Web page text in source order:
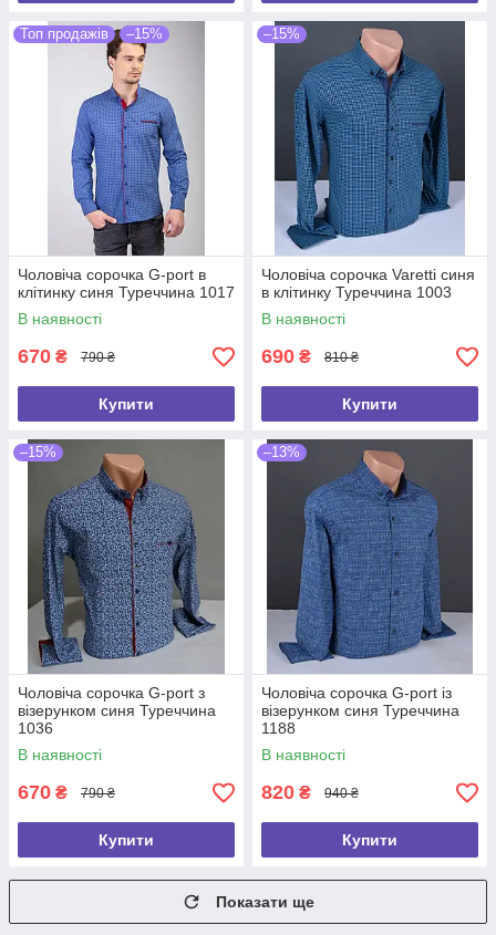
Топ продажів –15%
Чоловіча сорочка G-port в
клітинку синя Туреччина 1017
В наявності
670 ₴ 790 ₴
Купити
–15%
Чоловіча сорочка Varetti синя
в клітинку Туреччина 1003
В наявності
690 ₴ 810 ₴
Купити
–15%
Чоловіча сорочка G-port з
візерунком синя Туреччина
1036
В наявності
670 ₴ 790 ₴
Купити
–13%
Чоловіча сорочка G-port із
візерунком синя Туреччина
1188
В наявності
820 ₴ 940 ₴
Купити
Показати ще